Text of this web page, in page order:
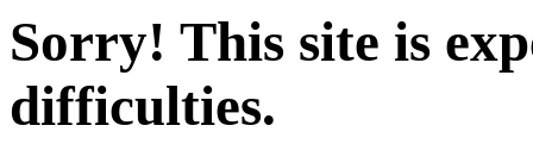
Sorry! This site is
difficulties.